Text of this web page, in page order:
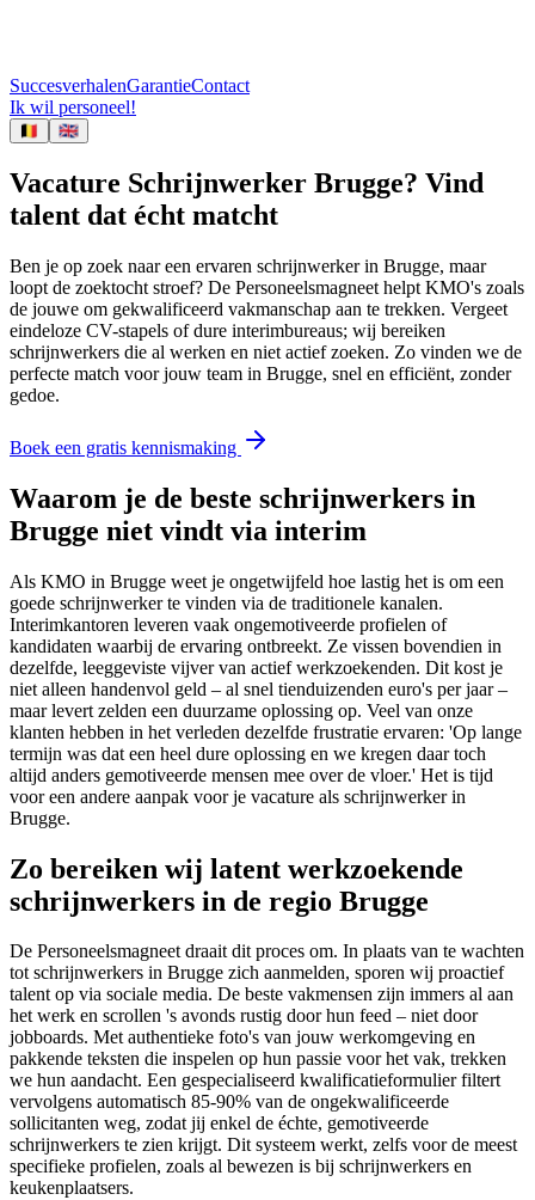
SuccesverhalenGarantieContact
Ik wil personeel!
🇧🇪 🇬🇧
Vacature Schrijnwerker Brugge? Vind
talent dat écht matcht
Ben je op zoek naar een ervaren schrijnwerker in Brugge, maar
loopt de zoektocht stroef? De Personeelsmagneet helpt KMO's zoals
de jouwe om gekwalificeerd vakmanschap aan te trekken. Vergeet
eindeloze CV-stapels of dure interimbureaus; wij bereiken
schrijnwerkers die al werken en niet actief zoeken. Zo vinden we de
perfecte match voor jouw team in Brugge, snel en efficiënt, zonder
gedoe.
Boek een gratis kennismaking
Waarom je de beste schrijnwerkers in
Brugge niet vindt via interim
Als KMO in Brugge weet je ongetwijfeld hoe lastig het is om een
goede schrijnwerker te vinden via de traditionele kanalen.
Interimkantoren leveren vaak ongemotiveerde profielen of
kandidaten waarbij de ervaring ontbreekt. Ze vissen bovendien in
dezelfde, leeggeviste vijver van actief werkzoekenden. Dit kost je
niet alleen handenvol geld – al snel tienduizenden euro's per jaar –
maar levert zelden een duurzame oplossing op. Veel van onze
klanten hebben in het verleden dezelfde frustratie ervaren: 'Op lange
termijn was dat een heel dure oplossing en we kregen daar toch
altijd anders gemotiveerde mensen mee over de vloer.' Het is tijd
voor een andere aanpak voor je vacature als schrijnwerker in
Brugge.
Zo bereiken wij latent werkzoekende
schrijnwerkers in de regio Brugge
De Personeelsmagneet draait dit proces om. In plaats van te wachten
tot schrijnwerkers in Brugge zich aanmelden, sporen wij proactief
talent op via sociale media. De beste vakmensen zijn immers al aan
het werk en scrollen 's avonds rustig door hun feed – niet door
jobboards. Met authentieke foto's van jouw werkomgeving en
pakkende teksten die inspelen op hun passie voor het vak, trekken
we hun aandacht. Een gespecialiseerd kwalificatieformulier filtert
vervolgens automatisch 85-90% van de ongekwalificeerde
sollicitanten weg, zodat jij enkel de échte, gemotiveerde
schrijnwerkers te zien krijgt. Dit systeem werkt, zelfs voor de meest
specifieke profielen, zoals al bewezen is bij schrijnwerkers en
keukenplaatsers.